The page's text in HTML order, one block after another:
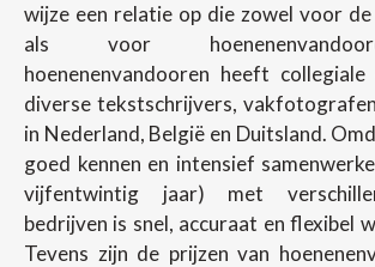
wijze een relatie op die zowel voor
als voor
hoenenenvandooren heeft
diverse tekstschrijvers,
in Nederland, België en Duitsland.
goed kennen en intensief
vijfentwintig jaar) met
bedrijven is snel, accuraat en flexibel
Tevens zijn de prijzen van